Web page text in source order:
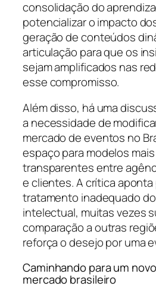
consolidação do
potencializar o impacto
geração de conteúdos
articulação para que os
sejam amplificados nas
esse compromisso.
Além disso, há uma
a necessidade de
mercado de eventos no
espaço para modelos
transparentes entre
e clientes. A crítica aponta
tratamento inadequado
intelectual, muitas vezes
comparação a outras
reforça o desejo por uma
Caminhando para um
mercado brasileiro